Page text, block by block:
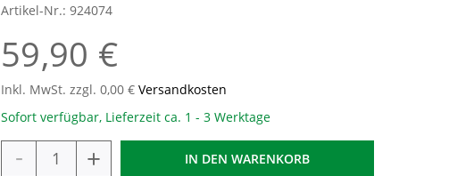
Artikel-Nr.: 924074
59,90 €
Inkl. MwSt. zzgl. 0,00 € Versandkosten
Sofort verfügbar, Lieferzeit ca. 1 - 3 Werktage
- + IN DEN WARENKORB